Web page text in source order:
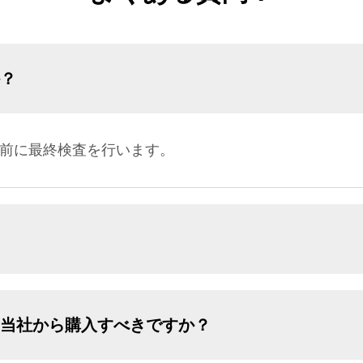
に最終検査を行います。
社から購入すべきですか？